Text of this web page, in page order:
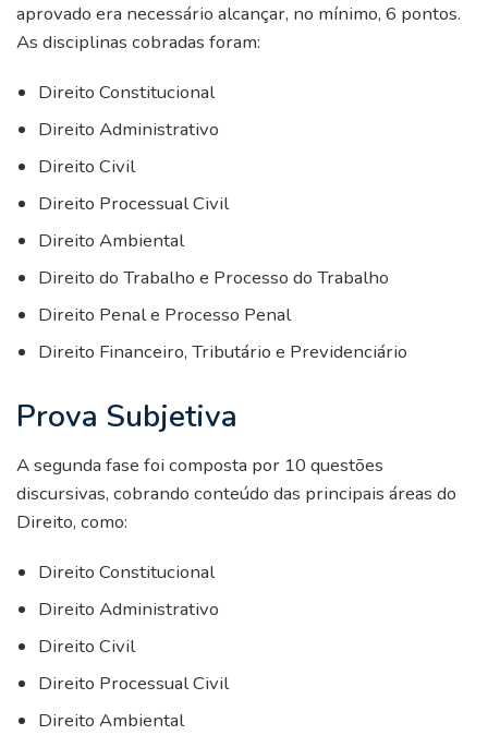
aprovado era necessário alcançar, no mínimo, 6 pontos.
As disciplinas cobradas foram:
Direito Constitucional
Direito Administrativo
Direito Civil
Direito Processual Civil
Direito Ambiental
Direito do Trabalho e Processo do Trabalho
Direito Penal e Processo Penal
Direito Financeiro, Tributário e Previdenciário
Prova Subjetiva
A segunda fase foi composta por 10 questões
discursivas, cobrando conteúdo das principais áreas do
Direito, como:
Direito Constitucional
Direito Administrativo
Direito Civil
Direito Processual Civil
Direito Ambiental